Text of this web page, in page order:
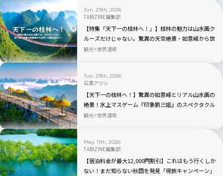
Jun. 29th, 2026
TABIZINE編集部
【特集「天下一の桂林へ！」】桂林の魅力は山水画ク
ルーズだけじゃない。驚異の天空絶景・如意峰から世
界一の髪長族まで
観光 世界遺産
Jun. 29th, 2026
石黒アツシ
【天下一の桂林へ！】驚異の如意峰とリアル山水画の
絶景！水上マスゲーム『印象劉三姐』のスペクタクル
な夜｜中国
観光 世界遺産
May. 11th, 2026
TABIZINE編集部
【宿泊料金が最大12,000円割引】これはもう行くしか
ない！まだ知らない秋田を発見「得旅キャンペーン」